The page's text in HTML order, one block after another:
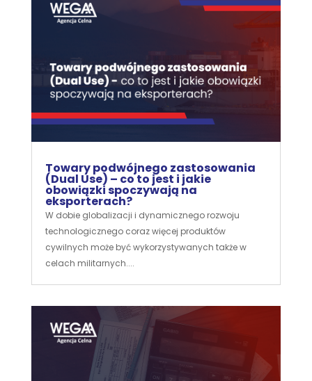
Towary podwójnego zastosowania
(Dual Use) – co to jest i jakie
obowiązki spoczywają na
eksporterach?
W dobie globalizacji i dynamicznego rozwoju
technologicznego coraz więcej produktów
cywilnych może być wykorzystywanych także w
celach militarnych....